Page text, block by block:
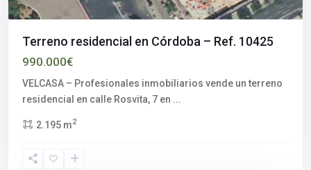
Terreno residencial en Córdoba – Ref. 10425
990.000€
VELCASA – Profesionales inmobiliarios vende un terreno
residencial en calle Rosvita, 7 en ...
2.195 m2
Aljarafe,
del
Sevilla